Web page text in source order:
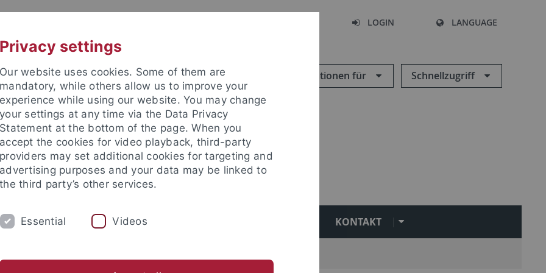
LOGIN LANGUAGE
Informationen für Schnellzugriff
LEHRE KONTAKT
Echoortung
Privacy settings
Our website uses cookies. Some of them are
mandatory, while others allow us to improve your
experience while using our website. You may change
your settings at any time via the Data Privacy
Statement at the bottom of the page. When you
accept the cookies for video playback, third-party
providers may set additional cookies for targeting and
advertising purposes and your data may be linked to
the third party’s other services.
Essential Videos